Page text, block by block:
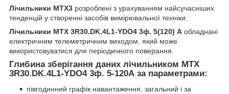
Лічильники МТХ3 розроблені з урахуванням найсучасніших
тенденцій у створенні засобів вимірювальної техніки.
Лічильники MTX 3R30.DK.4L1-YDO4 3ф. 5(120) А обладнані
електричним телеметричним виходом, який може
використовуватися для періодичного поверання.
Глибина зберігання даних лічильником MTX
3R30.DK.4L1-YDO43ф. 5-120А за параметрами:
півгодинний графік навантаження, загальний і за